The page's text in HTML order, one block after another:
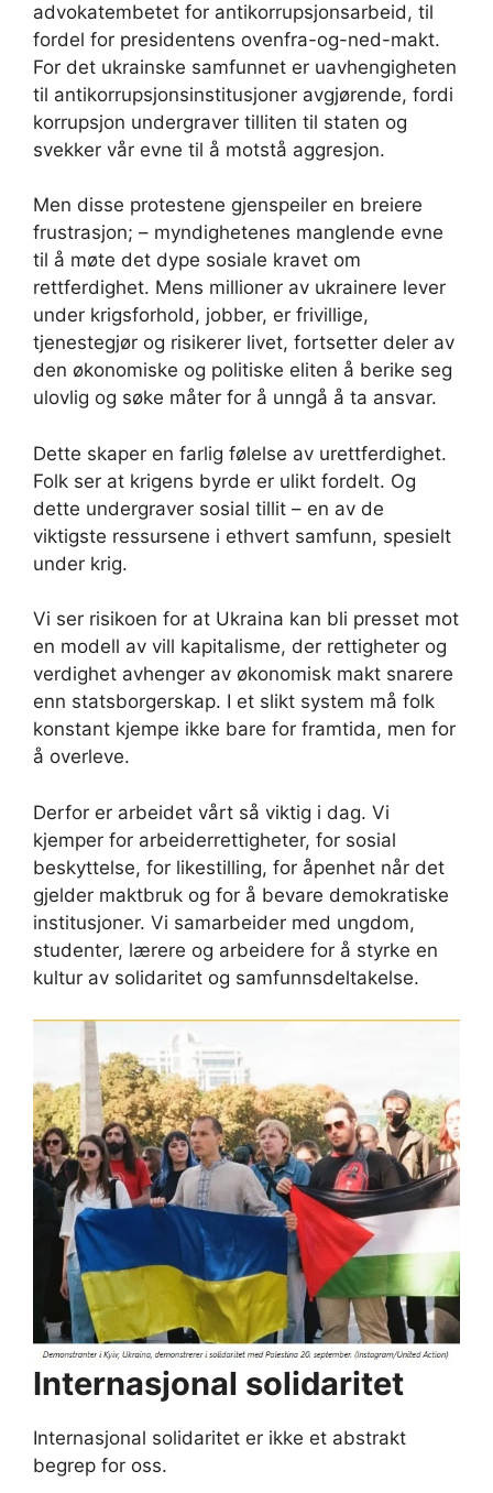
advokatembetet for antikorrupsjonsarbeid, til
fordel for presidentens ovenfra-og-ned-makt.
For det ukrainske samfunnet er uavhengigheten
til antikorrupsjonsinstitusjoner avgjørende, fordi
korrupsjon undergraver tilliten til staten og
svekker vår evne til å motstå aggresjon.
Men disse protestene gjenspeiler en breiere
frustrasjon; – myndighetenes manglende evne
til å møte det dype sosiale kravet om
rettferdighet. Mens millioner av ukrainere lever
under krigsforhold, jobber, er frivillige,
tjenestegjør og risikerer livet, fortsetter deler av
den økonomiske og politiske eliten å berike seg
ulovlig og søke måter for å unngå å ta ansvar.
Dette skaper en farlig følelse av urettferdighet.
Folk ser at krigens byrde er ulikt fordelt. Og
dette undergraver sosial tillit – en av de
viktigste ressursene i ethvert samfunn, spesielt
under krig.
Vi ser risikoen for at Ukraina kan bli presset mot
en modell av vill kapitalisme, der rettigheter og
verdighet avhenger av økonomisk makt snarere
enn statsborgerskap. I et slikt system må folk
konstant kjempe ikke bare for framtida, men for
å overleve.
Derfor er arbeidet vårt så viktig i dag. Vi
kjemper for arbeiderrettigheter, for sosial
beskyttelse, for likestilling, for åpenhet når det
gjelder maktbruk og for å bevare demokratiske
institusjoner. Vi samarbeider med ungdom,
studenter, lærere og arbeidere for å styrke en
kultur av solidaritet og samfunnsdeltakelse.
Internasjonal solidaritet
Internasjonal solidaritet er ikke et abstrakt
begrep for oss.